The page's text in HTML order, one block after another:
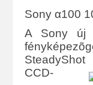
Sony α100
A Sony új
CCD-